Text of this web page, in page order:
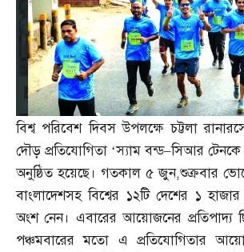
বিশ্ব পরিবেশ দিবস উপলক্ষে চট্টলা
দৌড় প্রতিযোগিতা ‘স্যাম বন্ড–সিআর
অনুষ্ঠিত হয়েছে। গতকাল ৫ জুন,শুক্রবার
বাংলাদেশসহ বিশ্বের ১২টি দেশের ১
অংশ নেন। এবারের আয়োজনের প্রতিপাদ্য
পঞ্চমবারের মতো এ প্রতিযোগিতার